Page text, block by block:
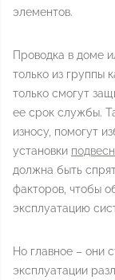
элементов.
Проводка в доме
только из группы
только смогут
ее срок службы.
износу, помогут
установки
должна быть
факторов, чтобы
эксплуатацию
Но главное – они
эксплуатации